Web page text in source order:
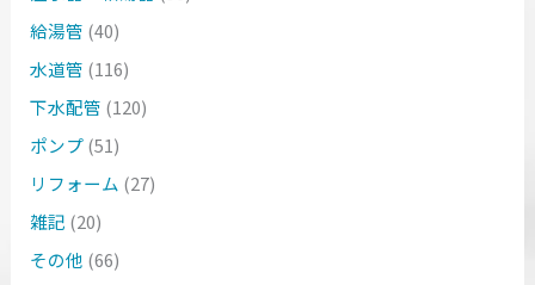
給湯管 (40)
水道管 (116)
下水配管 (120)
ポンプ(51)
リフォーム (27)
雑記 (20)
その他 (66)